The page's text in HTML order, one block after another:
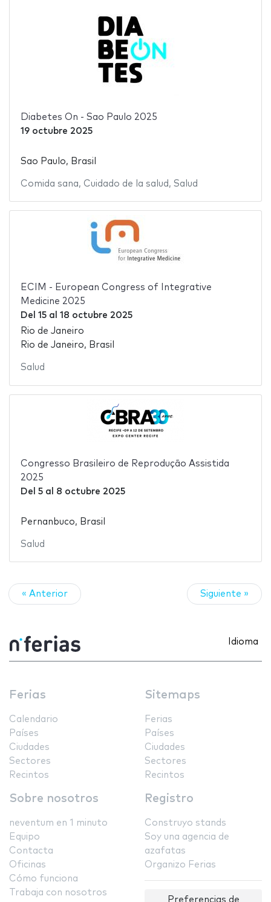
Diabetes On - Sao Paulo 2025
19 octubre 2025
Sao Paulo, Brasil
Comida sana, Cuidado de la salud , Salud
ECIM - European Congress of Integrative
Medicine 2025
Del 15al 18 octubre 2025
Rio de Janeiro
Rio de Janeiro, Brasil
Salud
Congresso Brasileiro de Reprodução Assistida
2025
Del 5al 8 octubre 2025
Pernanbuco, Brasil
Salud
« Anterior Siguiente »
Idioma
Ferias
Calendario
Países
Ciudades
Sectores
Recintos
Sitemaps
Ferias
Países
Ciudades
Sectores
Recintos
Sobre nosotros
neventum en 1 minuto
Equipo
Contacta
Oficinas
Cómo funciona
Trabaja con nosotros
Registro
Construyo stands
Soy una agencia de
azafatas
Organizo Ferias
Preferencias de